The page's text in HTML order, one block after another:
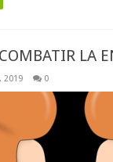
LA
2019 0